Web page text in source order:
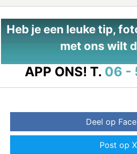
Heb je een leuke tip,
met ons wilt
APP ONS! T. 06 -
Deel op
Post op X